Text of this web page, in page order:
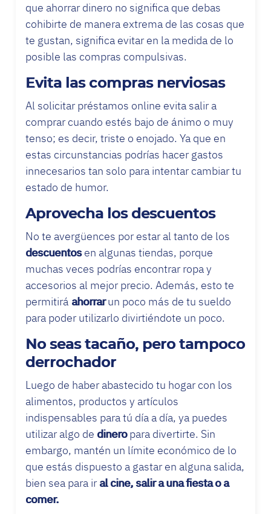
que ahorrar dinero no significa que debas
cohibirte de manera extrema de las cosas que
te gustan, significa evitar en la medida de lo
posible las compras compulsivas.
Evita las compras nerviosas
Al solicitar préstamos online evita salir a
comprar cuando estés bajo de ánimo o muy
tenso; es decir, triste o enojado. Ya que en
estas circunstancias podrías hacer gastos
innecesarios tan solo para intentar cambiar tu
estado de humor.
Aprovecha los descuentos
No te avergüences por estar al tanto de los
descuentosen algunas tiendas, porque
muchas veces podrías encontrar ropa y
accesorios al mejor precio. Además, esto te
permitirá ahorrarun poco más de tu sueldo
para poder utilizarlo divirtiéndote un poco.
No seas tacaño, pero tampoco
derrochador
Luego de haber abastecido tu hogar con los
alimentos, productos y artículos
indispensables para tú día a día, ya puedes
utilizar algo de dineropara divertirte. Sin
embargo, mantén un límite económico de lo
que estás dispuesto a gastar en alguna salida,
bien sea para iral cine, salir a una fiesta o a
comer.